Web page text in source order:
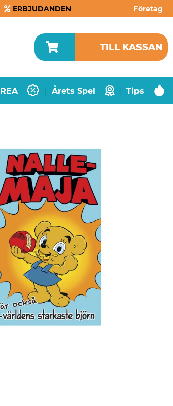
ERBJUDANDEN Företag
TILL KASSAN
REA Årets Spel Tips